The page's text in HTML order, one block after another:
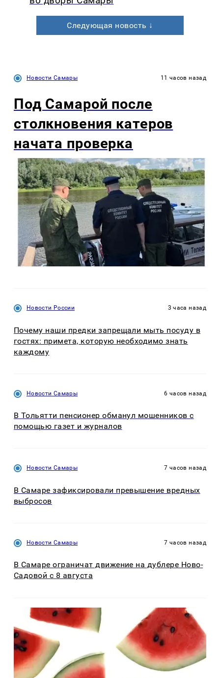
Следующая новость ↓
Новости Самары 11 часов назад
Под Самарой после
столкновения катеров
начата проверка
Новости России 3 часа назад
Почему наши предки запрещали мыть посуду в
гостях: примета, которую необходимо знать
каждому
Новости Самары 6 часов назад
В Тольятти пенсионер обманул мошенников с
помощью газет и журналов
Новости Самары 7 часов назад
В Самаре зафиксировали превышение вредных
выбросов
Новости Самары 7 часов назад
В Самаре ограничат движение на дублере Ново-
Садовой с 8 августа